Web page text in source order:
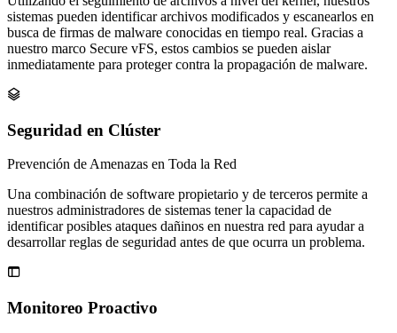
sistemas pueden identificar archivos modificados y escanearlos en
busca de firmas de malware conocidas en tiempo real. Gracias a
nuestro marco Secure vFS, estos cambios se pueden aislar
inmediatamente para proteger contra la propagación de malware.

Seguridad en Clúster
Prevención de Amenazas en Toda la Red
Una combinación de software propietario y de terceros permite a
nuestros administradores de sistemas tener la capacidad de
identificar posibles ataques dañinos en nuestra red para ayudar a
desarrollar reglas de seguridad antes de que ocurra un problema.

Monitoreo Proactivo